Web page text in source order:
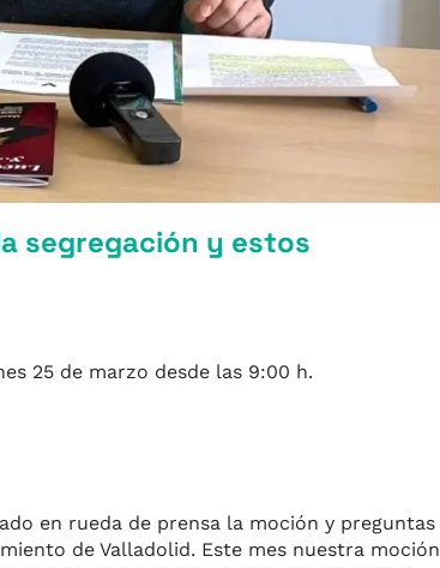
segregación y estos
25 de marzo desde las 9:00 h.
en rueda de prensa la moción y preguntas
de Valladolid. Este mes nuestra moción